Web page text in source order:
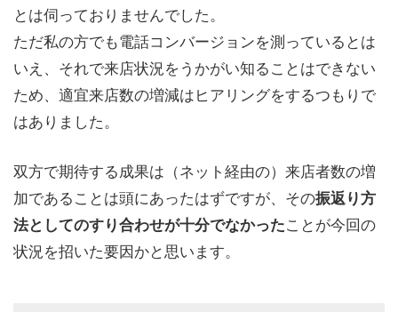
とは伺っておりませんでした。
ただ私の方でも電話コンバージョンを測っているとは
いえ、それで来店状況をうかがい知ることはできない
ため、適宜来店数の増減はヒアリングをするつもりで
はありました。
双方で期待する成果は（ネット経由の）来店者数の増
加であることは頭にあったはずですが、その振返り方
法としてのすり合わせが十分でなかったことが今回の
状況を招いた要因かと思います。